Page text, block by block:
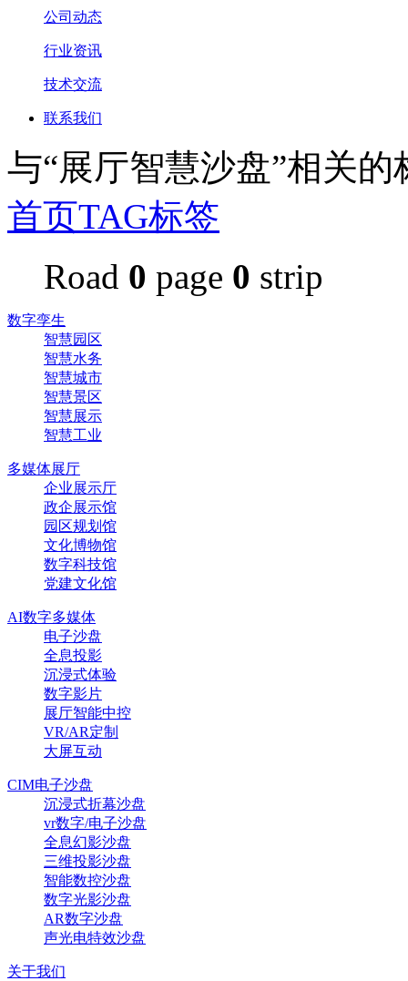
公司动态
行业资讯
技术交流
联系我们
与“展厅智慧沙盘”相关的
首页TAG标签
Road 0 page 0 strip
数字孪生
智慧园区
智慧水务
智慧城市
智慧景区
智慧展示
智慧工业
多媒体展厅
企业展示厅
政企展示馆
园区规划馆
文化博物馆
数字科技馆
党建文化馆
AI数字多媒体
电子沙盘
全息投影
沉浸式体验
数字影片
展厅智能中控
VR/AR定制
大屏互动
CIM电子沙盘
沉浸式折幕沙盘
vr数字/电子沙盘
全息幻影沙盘
三维投影沙盘
智能数控沙盘
数字光影沙盘
AR数字沙盘
声光电特效沙盘‌
关于我们